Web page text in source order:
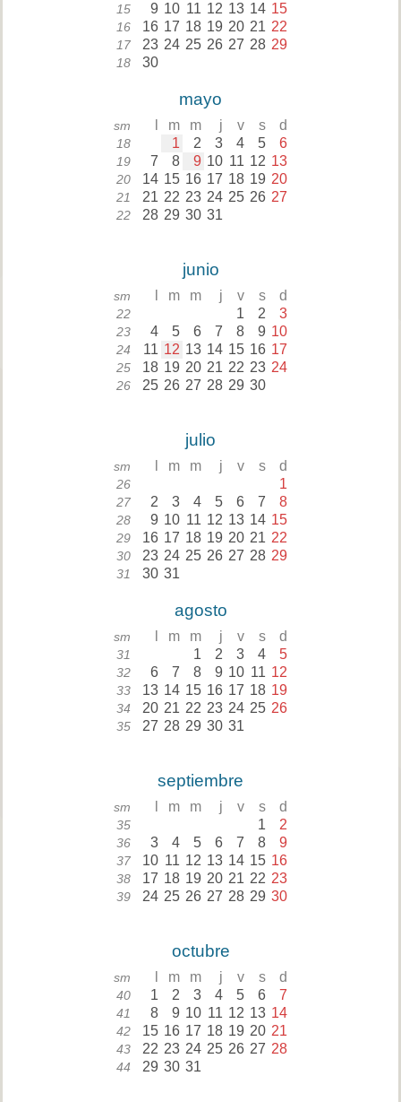
15 9 10 11 12 13 14 15
16 16 17 18 19 20 21 22
17 23 24 25 26 27 28 29
18 30
mayo
sm m m j v s d
18 1 2 3 4 5 6
19 7 8 9 10 11 12 13
20 14 15 16 17 18 19 20
21 21 22 23 24 25 26 27
22 28 29 30 31
junio
sm m m j v s d
22 1 2 3
23 4 5 6 7 8 9 10
24 11 12 13 14 15 16 17
25 18 19 20 21 22 23 24
26 25 26 27 28 29 30
julio
sm m m j v s d
26 1
27 2 3 4 5 6 7 8
28 9 10 11 12 13 14 15
29 16 17 18 19 20 21 22
30 23 24 25 26 27 28 29
31 30 31
agosto
sm m m j v s d
31 1 2 3 4 5
32 6 7 8 9 10 11 12
33 13 14 15 16 17 18 19
34 20 21 22 23 24 25 26
35 27 28 29 30 31
septiembre
sm m m j v s d
35 1 2
36 3 4 5 6 7 8 9
37 10 11 12 13 14 15 16
38 17 18 19 20 21 22 23
39 24 25 26 27 28 29 30
octubre
sm m m j v s d
40 1 2 3 4 5 6 7
41 8 9 10 11 12 13 14
42 15 16 17 18 19 20 21
43 22 23 24 25 26 27 28
44 29 30 31